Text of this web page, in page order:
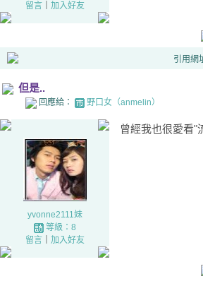
留言｜ 加入好友
引用網
但是..
回應給： 野口女（anmelin）
yvonne2111妹
等級：8
留言｜ 加入好友
曾經我也很愛看"